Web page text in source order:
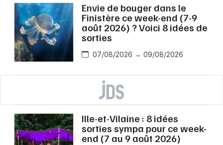
Envie de bouger dans le
Finistère ce week-end (7-9
août 2026) ? Voici 8 idées de
sorties
07/08/2026 → 09/08/2026
Ille-et-Vilaine : 8 idées
sorties sympa pour ce week-
end (7 au 9 août 2026)